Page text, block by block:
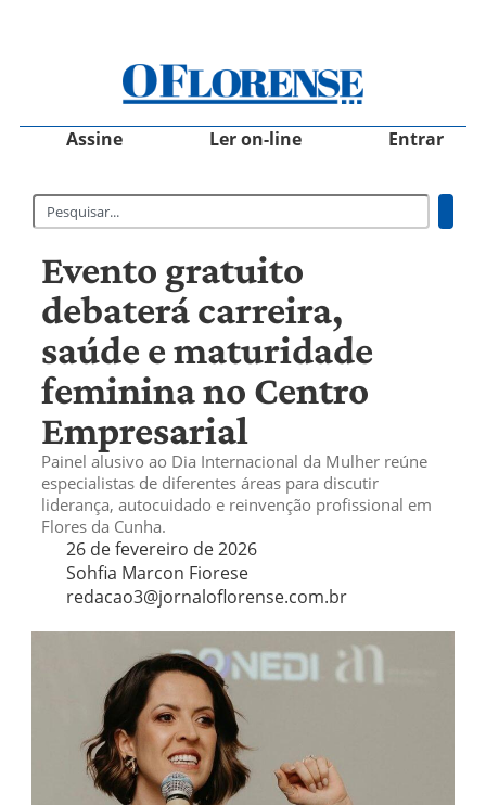
Assine Ler on-line Entrar
Evento gratuito
debaterá carreira,
saúde e maturidade
feminina no Centro
Empresarial
Painel alusivo ao Dia Internacional da Mulher reúne
especialistas de diferentes áreas para discutir
liderança, autocuidado e reinvenção profissional em
Flores da Cunha.
26 de fevereiro de 2026
Sohfia Marcon Fiorese
redacao3@jornaloflorense.com.br